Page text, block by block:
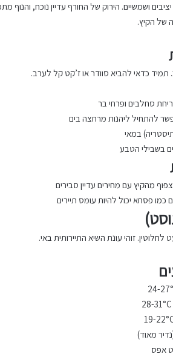
ושמשיים. הירוק של החורף עדיין נוכח,
של הקיץ.
תמיד כדאי להביא סוודר או ז’קט קל לערב.
סחלבים ופרחי בר
להתחיל ליהנות מרחצה בים
במאי
בשבילי הטבע
מהקיץ עם מחירים עדיין סבירים
פסחא יכול להיות עומס תיירים
זוהי עונת השיא התיירותית באי.
אפס